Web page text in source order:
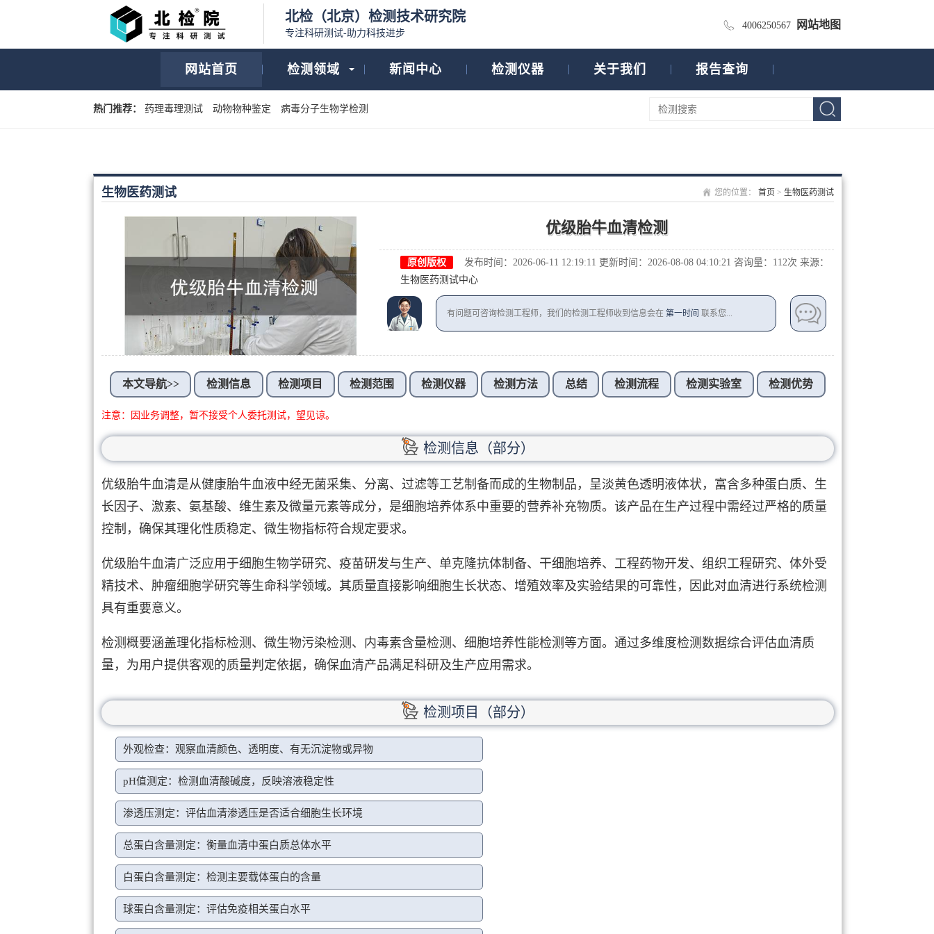
北检（北京）检测技术研究院
专注科研测试-助力科技进步
4006250567 网站地图
网站首页 检测领域 新闻中心 检测仪器 关于我们 报告查询
热门推荐： 药理毒理测试 动物物种鉴定 病毒分子生物学检测
您的位置： 首页> 生物医药测试
生物医药测试
优级胎牛血清检测
原创版权 发布时间：2026-06-11 12:19:11 更新时间：2026-08-08 04:10:21 咨询量：1 12次 来源：
生物医药测试中心
有问题可咨询检测工程师，我们的检测工程师收到信息会在第一时间 联系您...
本文导航>> 检测信息 检测项目 检测范围 检测仪器 检测方法 总结 检测流程 检测实验室 检测优势
注意：因业务调整，暂不接受个人委托测试，望见谅。
检测信息（部分）
优级胎牛血清是从健康胎牛血液中经无菌采集、分离、过滤等工艺制备而成的生物制品，呈淡黄色透明液体状，富含多种蛋白质、生
长因子、激素、氨基酸、维生素及微量元素等成分，是细胞培养体系中重要的营养补充物质。该产品在生产过程中需经过严格的质量
控制，确保其理化性质稳定、微生物指标符合规定要求。
优级胎牛血清广泛应用于细胞生物学研究、疫苗研发与生产、单克隆抗体制备、干细胞培养、工程药物开发、组织工程研究、体外受
精技术、肿瘤细胞学研究等生命科学领域。其质量直接影响细胞生长状态、增殖效率及实验结果的可靠性，因此对血清进行系统检测
具有重要意义。
检测概要涵盖理化指标检测、微生物污染检测、内毒素含量检测、细胞培养性能检测等方面。通过多维度检测数据综合评估血清质
量，为用户提供客观的质量判定依据，确保血清产品满足科研及生产应用需求。
检测项目（部分）
外观检查：观察血清颜色、透明度、有无沉淀物或异物
pH值测定：检测血清酸碱度，反映溶液稳定性
渗透压测定：评估血清渗透压是否适合细胞生长环境
总蛋白含量测定：衡量血清中蛋白质总体水平
白蛋白含量测定：检测主要载体蛋白的含量
球蛋白含量测定：评估免疫相关蛋白水平